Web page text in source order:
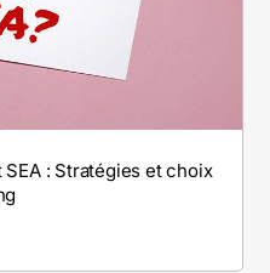
: Stratégies et choix